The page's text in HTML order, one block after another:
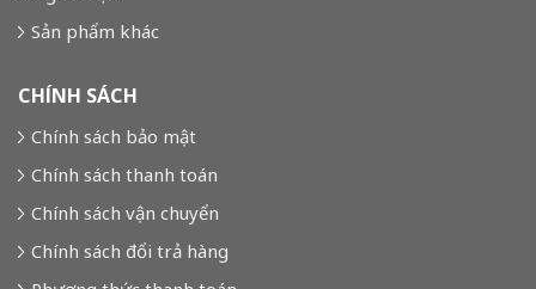
Ngói nhựa
Chính sách bảo mật
Chính sách thanh toán
Chính sách vận chuyển
Chính sách đổi trả hàng